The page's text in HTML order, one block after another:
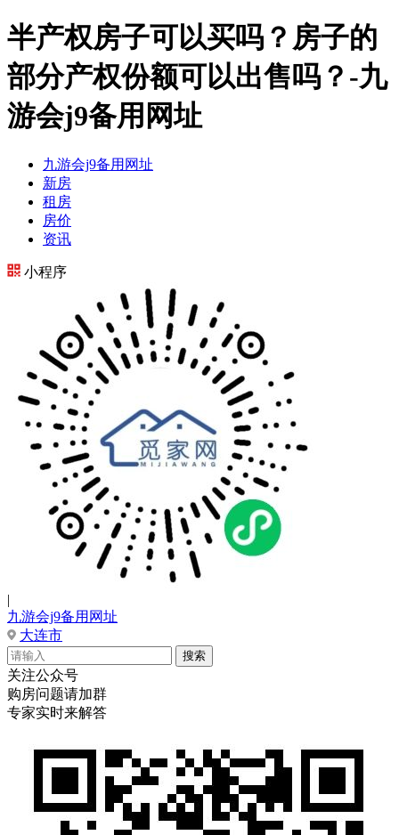
半产权房子可以买吗？房子的
部分产权份额可以出售吗？-九
游会j9备用网址
九游会j9备用网址
新房
租房
房价
资讯
小程序
|
九游会j9备用网址
大连市
关注公众号
购房问题请加群
专家实时来解答